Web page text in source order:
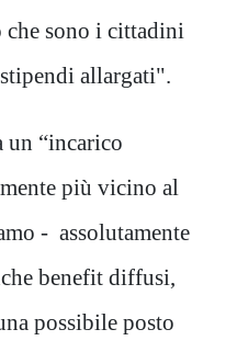
che sono i cittadini
allargati".
un “incarico
più vicino al
- assolutamente
benefit diffusi,
possibile posto